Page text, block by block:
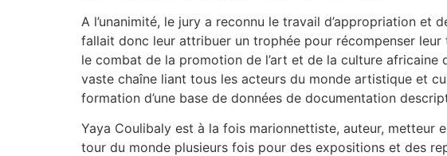
A l’unanimité, le jury a reconnu le travail d’appropriation
fallait donc leur attribuer un trophée pour récompenser
le combat de la promotion de l’art et de la culture
vaste chaîne liant tous les acteurs du monde artistique et
formation d’une base de données de documentation
Yaya Coulibaly est à la fois marionnettiste, auteur, metteur
tour du monde plusieurs fois pour des expositions et des